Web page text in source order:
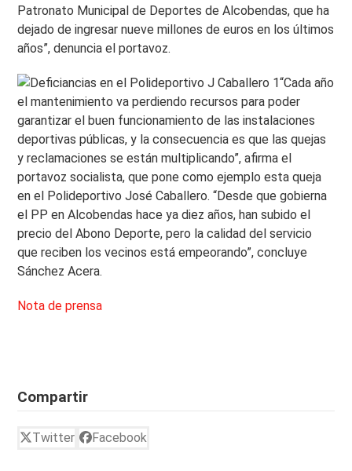
Patronato Municipal de Deportes de Alcobendas, que ha
dejado de ingresar nueve millones de euros en los últimos
años”, denuncia el portavoz.
“Cada año
el mantenimiento va perdiendo recursos para poder
garantizar el buen funcionamiento de las instalaciones
deportivas públicas, y la consecuencia es que las quejas
y reclamaciones se están multiplicando”, afirma el
portavoz socialista, que pone como ejemplo esta queja
en el Polideportivo José Caballero. “Desde que gobierna
el PP en Alcobendas hace ya diez años, han subido el
precio del Abono Deporte, pero la calidad del servicio
que reciben los vecinos está empeorando”, concluye
Sánchez Acera.
Nota de prensa
Compartir
Twitter Facebook